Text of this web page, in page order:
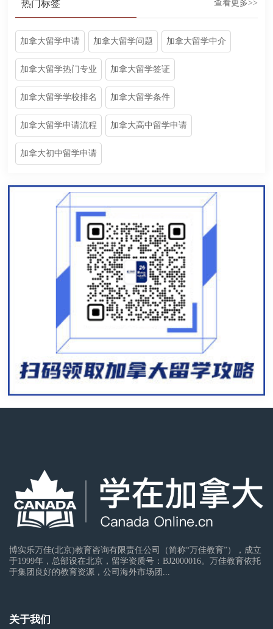
热门标签 查看更多>>
加拿大留学申请 加拿大留学问题 加拿大留学中介
加拿大留学热门专业 加拿大留学签证
加拿大留学学校排名 加拿大留学条件
加拿大留学申请流程 加拿大高中留学申请
加拿大初中留学申请
博实乐万佳(北京)教育咨询有限责任公司（简称“万佳教育”），成立
于1999年，总部设在北京，留学资质号：BJ2000016。万佳教育依托
于集团良好的教育资源，公司海外市场团...
关于我们